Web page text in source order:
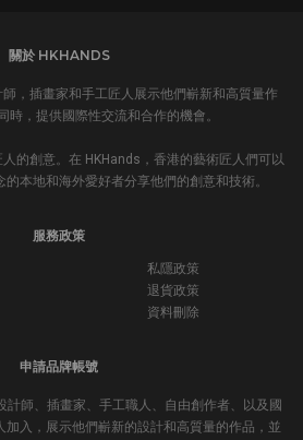
關於 HKHANDS
，插畫家和手工匠人展示他們嶄新和高質量作
時，提供國際性交流和合作的機會。
的創意。在 HKHands，香港的藝術匠人們可以
本地和海外愛好者分享他們的創意和技術。
服務政策
私隱政策
退貨政策
資料刪除
申請品牌帳號
計師、插畫家、手工職人、自由創作者、以及國
加入，展示他們嶄新的設計和高質量的作品，並